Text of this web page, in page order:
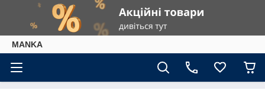
МАNKА